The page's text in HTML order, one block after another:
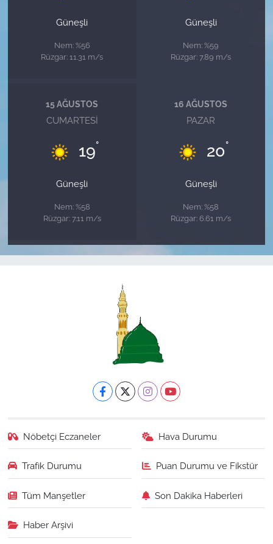
Güneşli
Nem: %56
Rüzgar: 11.31 m/s
Güneşli
Nem: %59
Rüzgar: 7.89 m/s
15 AĞUSTOS
CUMARTESI
19°
Güneşli
Nem: %58
Rüzgar: 7.11 m/s
16 AĞUSTOS
PAZAR
20°
Güneşli
Nem: %58
Rüzgar: 6.61 m/s
Nöbetçi Eczaneler Hava Durumu
Trafik Durumu Puan Durumu ve Fikstür
Tüm Manşetler Son Dakika Haberleri
Haber Arşivi